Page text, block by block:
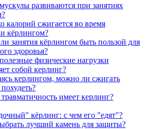
развиваются при занятиях
калорий сжигается во время
кёрлингом?
занятия кёрлингом быть пользой для
здоровья?
физические нагрузки
собой керлинг?
керлингом, можно ли сжигать
имеет керлинг?
кёрлинг: с чем его "едят"?
лучший камень для защиты?